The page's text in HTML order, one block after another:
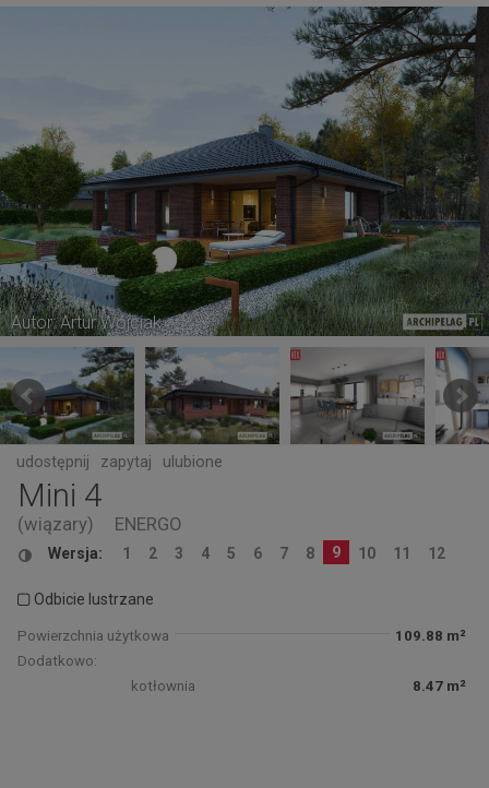
Autor: Artur Wójciak
udostępnij zapytaj ulubione
Mini 4
(wiązary) ENERGO
Wersja: 1 2 3 4 5 6 7 8 9 10 11 12
Odbicie lustrzane
Powierzchnia użytkowa
109.88 m²
Dodatkowo:
kotłownia
8.47 m²